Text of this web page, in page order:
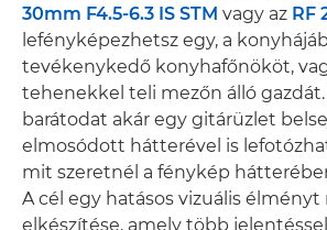
30mm F4.5-6.3 IS STM vagy az RF
lefényképezhetsz egy, a
tevékenykedő konyhafőnököt,
tehenekkel teli mezőn álló gazdát.
barátodat akár egy gitárüzlet
elmosódott hátterével is
mit szeretnél a fénykép
A cél egy hatásos vizuális
elkészítése, amely több